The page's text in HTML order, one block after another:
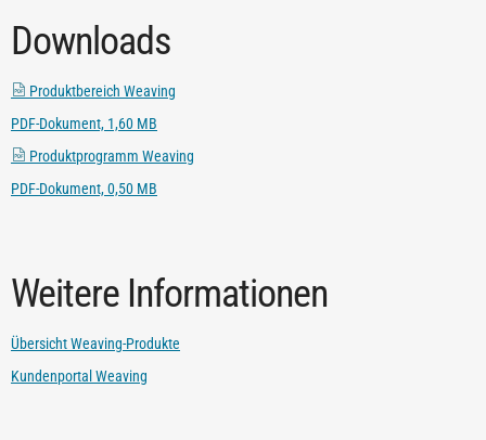
Downloads
Produktbereich Weaving
PDF-Dokument, 1,60 MB
Produktprogramm Weaving
PDF-Dokument, 0,50 MB
Weitere Informationen
Übersicht Weaving-Produkte
Kundenportal Weaving